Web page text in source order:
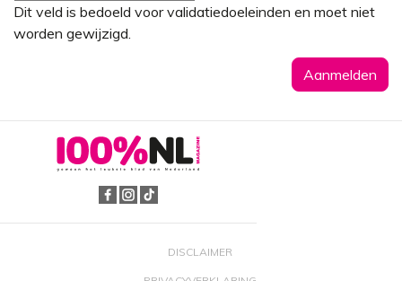
Dit veld is bedoeld voor validatiedoeleinden en moet niet
worden gewijzigd.
DISCLAIMER